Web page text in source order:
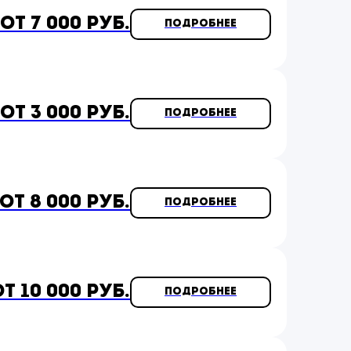
от 7 000 руб. Подробнее
от 3 000 руб. Подробнее
от 8 000 руб. Подробнее
10 000 руб. Подробнее